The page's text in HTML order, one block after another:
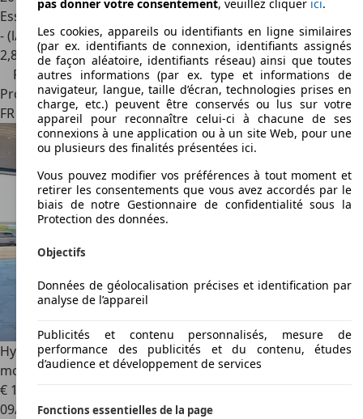
Essence
- (l/100 km)
2,8
Prix réduit
Professionnel
FR 49400Distré
Hyundai i201.0 T-GDi 100ch HYBRID CREATVE Garantie 6
mois Attelage Amovible Phares LED Régulateur de vitesse
€ 12 990
09/2021
pas donner votre consentement, veuillez cliquer ici.
Les cookies, appareils ou identifiants en ligne similaires
(par ex. identifiants de connexion, identifiants assignés
de façon aléatoire, identifiants réseau) ainsi que toutes
autres informations (par ex. type et informations de
navigateur, langue, taille d’écran, technologies prises en
charge, etc.) peuvent être conservés ou lus sur votre
appareil pour reconnaître celui-ci à chacune de ses
connexions à une application ou à un site Web, pour une
ou plusieurs des finalités présentées ici.
Vous pouvez modifier vos préférences à tout moment et
retirer les consentements que vous avez accordés par le
biais de notre Gestionnaire de confidentialité sous la
Protection des données.
Objectifs
Données de géolocalisation précises et identification par
analyse de l’appareil
Publicités et contenu personnalisés, mesure de
performance des publicités et du contenu, études
d’audience et développement de services
Fonctions essentielles de la page